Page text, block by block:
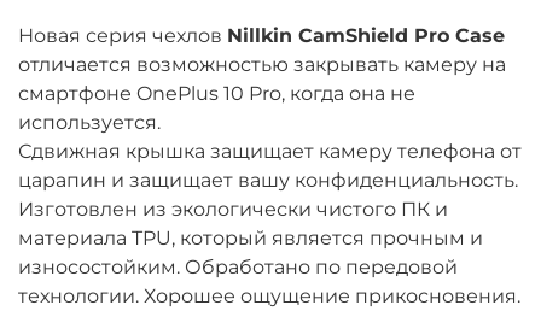
Новая серия чехлов Nillkin CamShield Pro Case
отличается возможностью закрывать камеру на
смартфоне OnePlus 10 Pro, когда она не
используется.
Сдвижная крышка защищает камеру телефона от
царапин и защищает вашу конфиденциальность.
Изготовлен из экологически чистого ПК и
материала TPU, который является прочным и
износостойким. Обработано по передовой
технологии. Хорошее ощущение прикосновения.